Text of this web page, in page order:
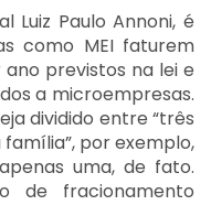
Luiz Paulo Annoni, é
como MEI faturem
ano previstos na lei e
a microempresas.
dividido entre “três
por exemplo,
uma, de fato.
de fracionamento